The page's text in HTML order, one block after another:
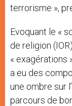
terrorisme »,
Evoquant le «
de religion
« exagérations
a eu des
une ombre sur
parcours de